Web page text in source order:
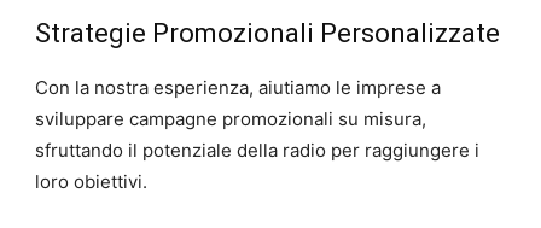
Strategie Promozionali Personalizzate
Con la nostra esperienza, aiutiamo le imprese a
sviluppare campagne promozionali su misura,
sfruttando il potenziale della radio per raggiungere i
loro obiettivi.